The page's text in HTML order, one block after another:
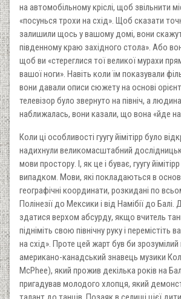
на автомобільному кріслі, щоб звільнити
«посунься трохи на схід». Щоб сказати
залишили щось у вашому домі, вони
південному краю західного стола». Або
щоб ви «стереглися тої великої мурахи
вашої ноги». Навіть коли їм показували
вони давали описи сюжету на основі
телевізор було звернуто на північ, а
наближалась, вони казали, що вона «йде на
Коли ці особливості гуугу йімітірр було
надихнули великомасштабний
мови простору. І, як це і буває, гуугу
випадком. Мови, які покладаються в
географічні координати, розкидані по
Полінезії до Мексики і від Намібії до
здатися верхом абсурду, якщо вчитель
підніміть свою північну руку і перемістіть
на схід». Проте цей жарт був би зрозумілий
американо-канадський знавець музики
McPhee), який прожив декілька років на
пригадував молодого хлопця, який